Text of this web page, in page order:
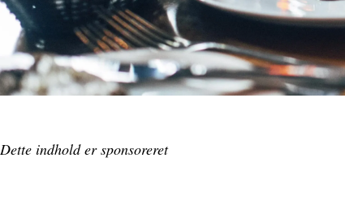
Dette indhold er sponsoreret